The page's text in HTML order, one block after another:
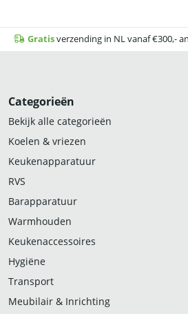
Energiebesparende, duurzame
toestand van de te bereiden
Gratisverzending in NL vanaf €300,-
Categorieën
Bekijk alle categorieën
Koelen & vriezen
Keukenapparatuur
RVS
Barapparatuur
Warmhouden
Keukenaccessoires
Hygiëne
Transport
Meubilair & Inrichting